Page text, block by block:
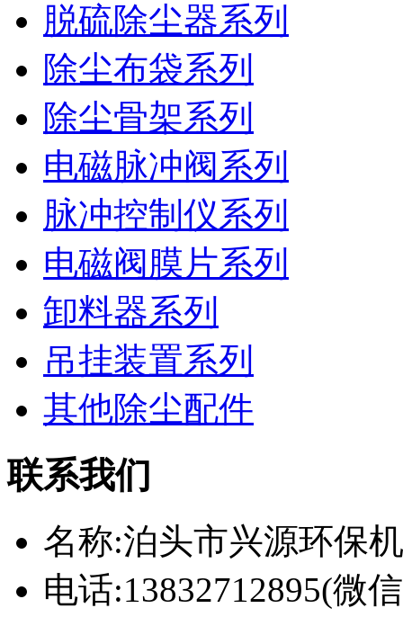
脱硫除尘器系列
除尘布袋系列
除尘骨架系列
电磁脉冲阀系列
脉冲控制仪系列
电磁阀膜片系列
卸料器系列
吊挂装置系列
其他除尘配件
联系我们
名称:泊头市兴源环保
电话:13832712895(微